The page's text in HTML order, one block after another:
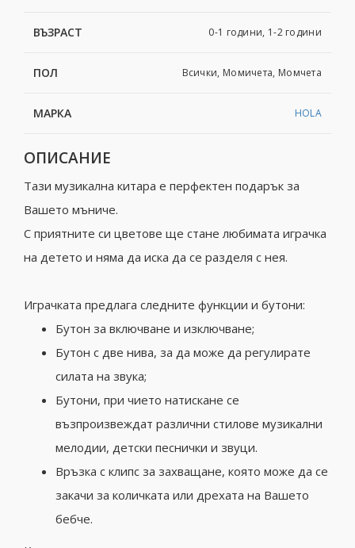
ВЪЗРАСТ 0-1 години, 1-2 години
ПОЛ Всички, Момичета, Момчета
МАРКА HOLA
ОПИСАНИЕ
Тази музикална китара е перфектен подарък за
Вашето мъниче.
С приятните си цветове ще стане любимата играчка
на детето и няма да иска да се разделя с нея.
Играчката предлага следните функции и бутони:
Бутон за включване и изключване;
Бутон с две нива, за да може да регулирате
силата на звука;
Бутони, при чието натискане се
възпроизвеждат различни стилове музикални
мелодии, детски песнички и звуци.
Връзка с клипс за захващане, която може да се
закачи за количката или дрехата на Вашето
бебче.